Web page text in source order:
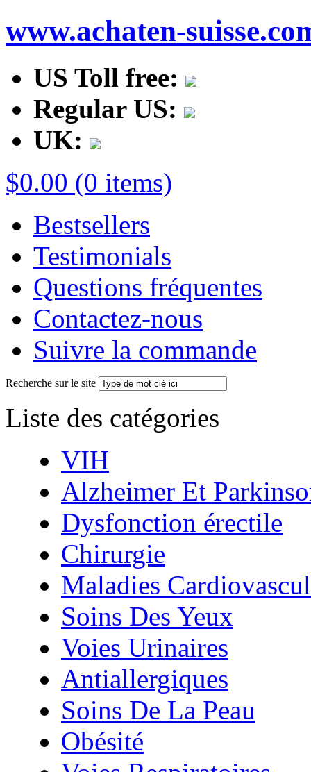
www.achaten-
US Toll free:
Regular US:
UK:
$0.00 (0 items)
Bestsellers
Testimonials
Questions fréquentes
Contactez-nous
Suivre la commande
Recherche sur le site
Liste des catégories
VIH
Alzheimer Et
Dysfonction érectile
Chirurgie
Maladies
Soins Des Yeux
Voies Urinaires
Antiallergiques
Soins De La Peau
Obésité